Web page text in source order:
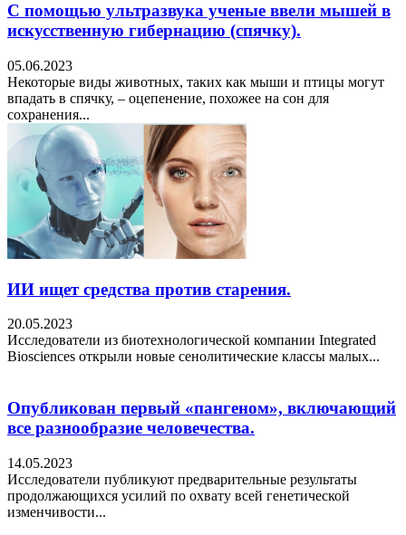
С помощью ультразвука ученые ввели мышей в
искусственную гибернацию (спячку).
05.06.2023
Некоторые виды животных, таких как мыши и птицы могут
впадать в спячку, – оцепенение, похожее на сон для
сохранения...
ИИ ищет средства против старения.
20.05.2023
Исследователи из биотехнологической компании Integrated
Biosciences открыли новые сенолитические классы малых...
Опубликован первый «пангеном», включающий
все разнообразие человечества.
14.05.2023
Исследователи публикуют предварительные результаты
продолжающихся усилий по охвату всей генетической
изменчивости...